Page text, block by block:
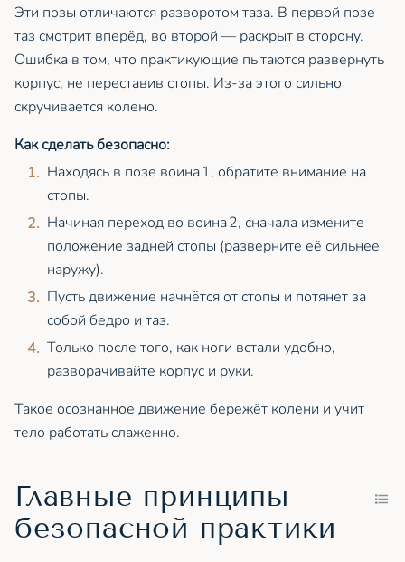
Эти позы отличаются разворотом таза. В первой позе
таз смотрит вперёд, во второй — раскрыт в сторону.
Ошибка в том, что практикующие пытаются развернуть
корпус, не переставив стопы. Из‑за этого сильно
скручивается колено.
Как сделать безопасно:
Находясь в позе воина 1, обратите внимание на
стопы.
Начиная переход во воина 2, сначала измените
положение задней стопы (разверните её сильнее
наружу).
Пусть движение начнётся от стопы и потянет за
собой бедро и таз.
Только после того, как ноги встали удобно,
разворачивайте корпус и руки.
Такое осознанное движение бережёт колени и учит
тело работать слаженно.
Главные принципы
безопасной практики